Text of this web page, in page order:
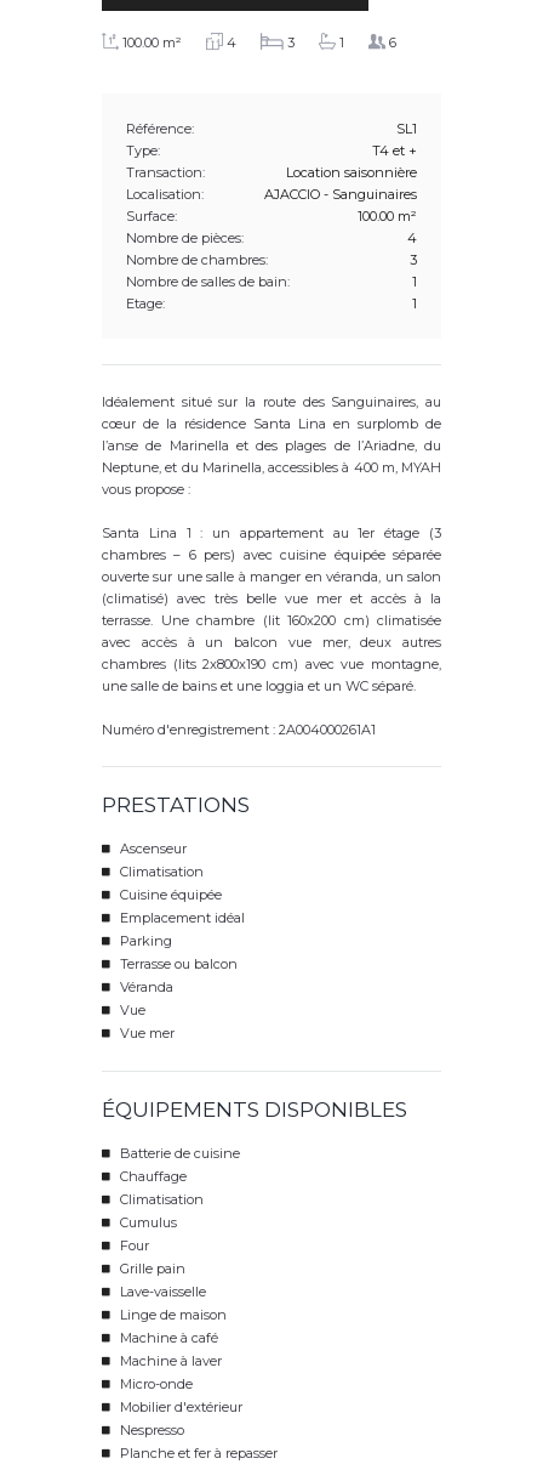
100.00 m² 4 3 1 6
Référence:
SL1
Type:
T4 et +
Transaction:
Location saisonnière
Localisation:
AJACCIO - Sanguinaires
Surface:
100.00 m²
Nombre de pièces:
4
Nombre de chambres:
3
Nombre de salles de bain:
1
Etage:
1
Idéalement situé sur la route des Sanguinaires, au
cœur de la résidence Santa Lina en surplomb de
l’anse de Marinella et des plages de l’Ariadne, du
Neptune, et du Marinella, accessibles à 400 m, MYAH
vous propose :
Santa Lina 1 : un appartement au 1er étage (3
chambres – 6 pers) avec cuisine équipée séparée
ouverte sur une salle à manger en véranda, un salon
(climatisé) avec très belle vue mer et accès à la
terrasse. Une chambre (lit 160x200 cm) climatisée
avec accès à un balcon vue mer, deux autres
chambres (lits 2x800x190 cm) avec vue montagne,
une salle de bains et une loggia et un WC séparé.
Numéro d'enregistrement : 2A004000261A1
PRESTATIONS
Ascenseur
Climatisation
Cuisine équipée
Emplacement idéal
Parking
Terrasse ou balcon
Véranda
Vue
Vue mer
ÉQUIPEMENTS DISPONIBLES
Batterie de cuisine
Chauffage
Climatisation
Cumulus
Four
Grille pain
Lave-vaisselle
Linge de maison
Machine à café
Machine à laver
Micro-onde
Mobilier d'extérieur
Nespresso
Planche et fer à repasser